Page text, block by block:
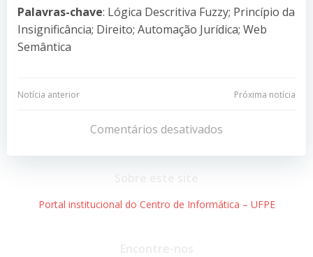
Palavras-chave: Lógica Descritiva Fuzzy; Princípio da
Insignificância; Direito; Automação Jurídica; Web
Semântica
Navegação
Post
Notícia anterior
Navegação
de
Post
Próxima notícia
Comentários desativados
Portal institucional do Centro de Informática – UFPE